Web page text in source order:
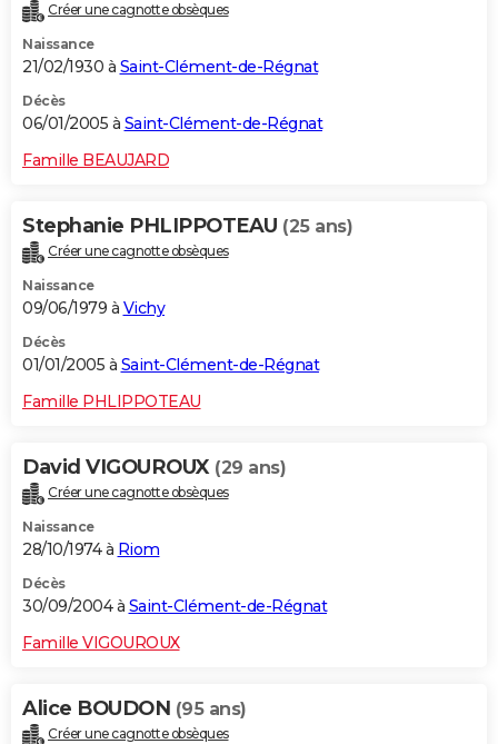
Créer une cagnotte obsèques
Naissance
21/02/1930 à Saint-Clément-de-Régnat
Décès
06/01/2005 à Saint-Clément-de-Régnat
Famille BEAUJARD
Stephanie PHLIPPOTEAU (25 ans)
Créer une cagnotte obsèques
Naissance
09/06/1979 à Vichy
Décès
01/01/2005 à Saint-Clément-de-Régnat
Famille PHLIPPOTEAU
David VIGOUROUX (29 ans)
Créer une cagnotte obsèques
Naissance
28/10/1974 à Riom
Décès
30/09/2004 à Saint-Clément-de-Régnat
Famille VIGOUROUX
Alice BOUDON (95 ans)
Créer une cagnotte obsèques